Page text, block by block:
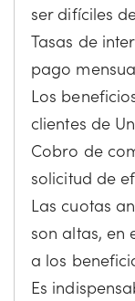
ser difíciles
Tasas de
pago
Los
clientes de
Cobro de
solicitud de
Las cuotas
son altas, en
a los
Es